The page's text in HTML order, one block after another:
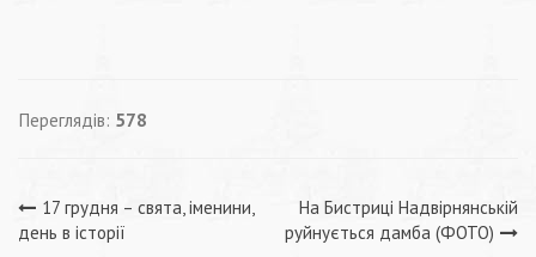
Переглядів: 578
Навігація
17 грудня – свята, іменини,
день в історії
На Бистриці Надвірнянській
руйнується дамба (ФОТО)